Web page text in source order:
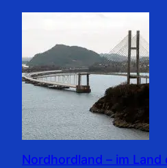
Nordhordland – im